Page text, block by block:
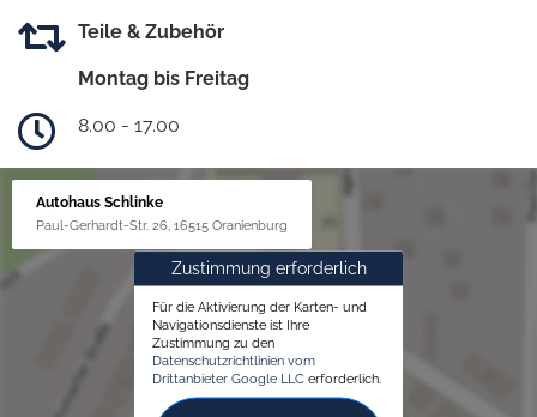
Teile & Zubehör
Montag bis Freitag
8.00 - 17.00
Autohaus Schlinke
Paul-Gerhardt-Str. 26, 16515 Oranienburg
Zustimmung erforderlich
Für die Aktivierung der Karten- und
Navigationsdienste ist Ihre
Zustimmung zu den
Datenschutzrichtlinien vom
Drittanbieter Google LLC erforderlich.